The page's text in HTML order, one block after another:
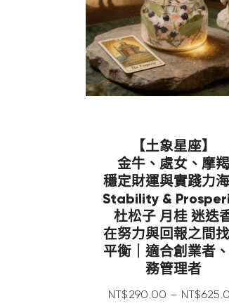
【土象星座】
金牛、處女、摩羯
穩定財運與實踐力
Stability &
杜松子 月桂 迷迭
在努力與回報之間
平衡｜適合創業者
務管理者
NT$290 00 – NT$625